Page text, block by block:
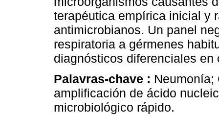
terapéutica empírica inicial y
antimicrobianos. Un panel
respiratoria a gérmenes
diagnósticos diferenciales
Palavras-chave : Neumonía;
amplificación de ácido
microbiológico rápido.